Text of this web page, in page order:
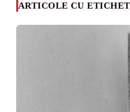
ARTICOLE CU